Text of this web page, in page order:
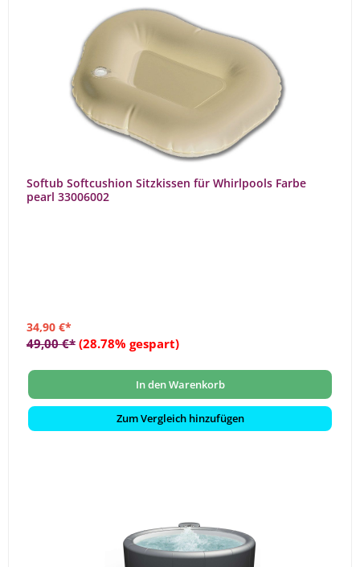
Softub Softcushion Sitzkissen für Whirlpools Farbe
pearl 33006002
34,90 €*
49,00 €* (28.78% gespart)
In den Warenkorb
Zum Vergleich hinzufügen